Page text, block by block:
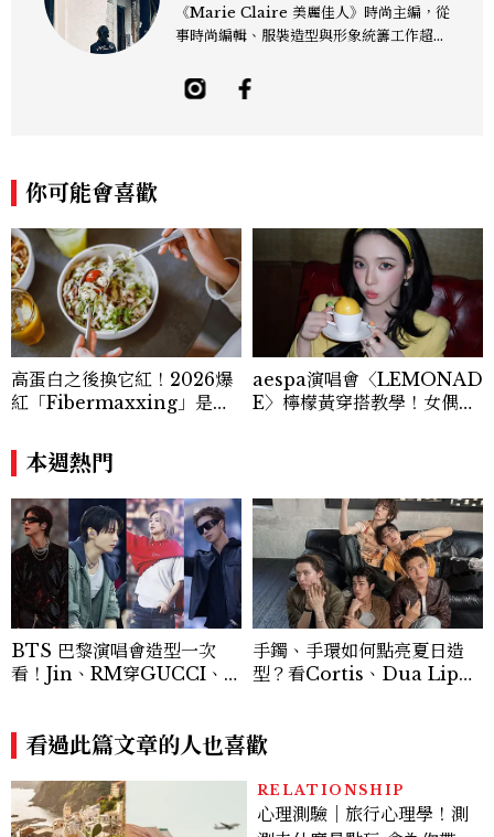
《Marie Claire 美麗佳人》時尚主編，從
事時尚編輯、服裝造型與形象統籌工作超過
與編輯認證。風格遊走於復古、現代與未來
之間，擅長融合高級時裝、正式服飾、運動
性的時尚企劃，風格中性、先鋒、優雅，具
高度個人特色與前衛視覺表現。 Contac
t：alfie_hsu@mctw.com.tw
你可能會喜歡
高蛋白之後換它紅！2026爆
紅「Fibermaxxing」是什
狂吃菜
aespa演唱會〈LEMONAD
E〉檸檬黃穿搭教學！女偶像
本週熱門
BTS 巴黎演唱會造型一次
看！Jin、RM穿GUCCI、Ji
服
手鐲、手環如何點亮夏日造
型？看Cortis、Dua Lip的
看過此篇文章的人也喜歡
RELATIONSHIP
心理測驗｜旅行心理學！測